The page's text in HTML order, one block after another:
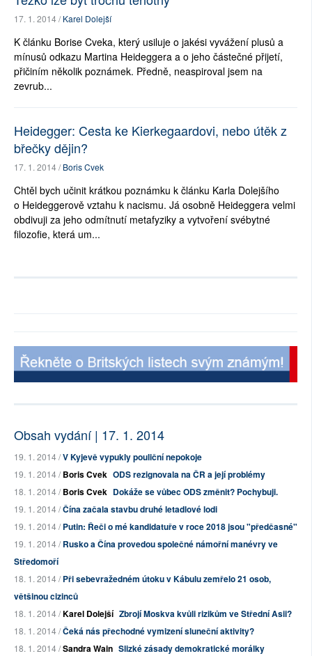
17. 1. 2014 /Karel Dolejší
K článku Borise Cveka, který usiluje o jakési vyvážení plusů a
mínusů odkazu Martina Heideggera a o jeho částečné přijetí,
přičiním několik poznámek. Předně, neaspiroval jsem na
zevrub...
Heidegger: Cesta ke Kierkegaardovi, nebo útěk z
břečky dějin?
17. 1. 2014 /Boris Cvek
Chtěl bych učinit krátkou poznámku k článku Karla Dolejšího
o Heideggerově vztahu k nacismu. Já osobně Heideggera velmi
obdivuji za jeho odmítnutí metafyziky a vytvoření svébytné
filozofie, která um...
Obsah vydání | 17. 1. 2014
19. 1. 2014 /V Kyjevě vypukly pouliční nepokoje
19. 1. 2014 /Boris Cvek ODS rezignovala na ČR a její problémy
18. 1. 2014 /Boris Cvek Dokáže se vůbec ODS změnit? Pochybuji.
19. 1. 2014 /Čína začala stavbu druhé letadlové lodi
19. 1. 2014 /Putin: Řeči o mé kandidatuře v roce 2018 jsou "předčasné"
19. 1. 2014 /Rusko a Čína provedou společné námořní manévry ve
Středomoří
18. 1. 2014 /Při sebevražedném útoku v Kábulu zemřelo 21 osob,
většinou cizinců
18. 1. 2014 /Karel Dolejší Zbrojí Moskva kvůli rizikům ve Střední Asii?
18. 1. 2014 /Čeká nás přechodné vymizení sluneční aktivity?
18. 1. 2014 /Sandra Wain Slizké zásady demokratické morálky